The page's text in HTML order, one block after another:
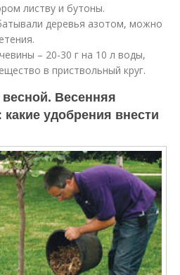
листву и бутоны.
деревья азотом, можно
– 20-30 г на 10 л воды,
в приствольный круг.
Весенняя
удобрения внести